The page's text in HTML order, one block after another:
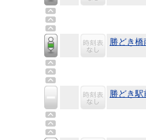
勝どき橋
勝どき駅